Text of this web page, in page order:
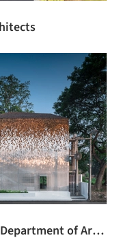
Hotel Little Shelter / Department of Architecture